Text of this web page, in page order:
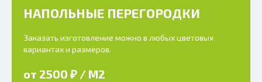
НАПОЛЬНЫЕ ПЕРЕГОРОДКИ
Заказать изготовление можно в любых цветовых
вариантах и размеров.
от 2500 ₽ / М2